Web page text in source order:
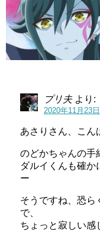
プリ夫 より:
2020年11月23
あさりさん、こん
のどかちゃんの手
ダルイくんも確か
ー
そうですね、恐ら
で、
ちょっと寂しい感